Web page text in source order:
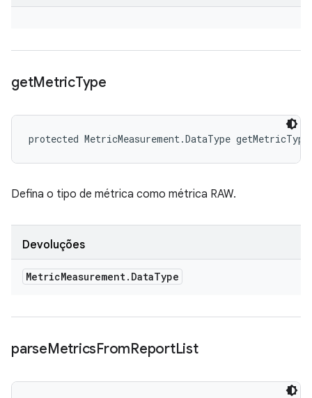
getMetricType
protected MetricMeasurement.DataType
Defina o tipo de métrica como métrica RAW.
Devoluções
MetricMeasurement. DataType
parseMetricsFromReportList